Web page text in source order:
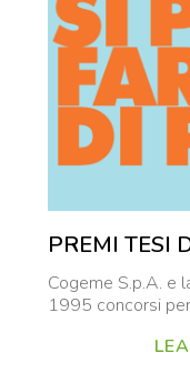
PREMI TESI
Cogeme S.p.A. e
1995 concorsi